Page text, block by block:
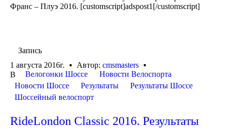
Франс – Плуэ 2016. [customscript]adspost1[/customscript]
Запись
1 августа 2016г.
Автор: cmsmasters
В
Велогонки Шоссе
Новости Велоспорта
Новости Шоссе
Результаты
Результаты Шоссе
Шоссейный велоспорт
RideLondon Classic 2016. Результаты